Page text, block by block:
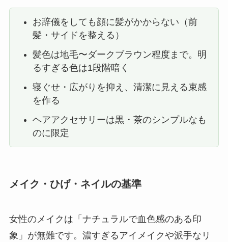
お辞儀をしても顔に髪がかからない（前
髪・サイドを整える）
髪色は地毛〜ダークブラウン程度まで。明
るすぎる色は1段階暗く
寝ぐせ・広がりを抑え、清潔に見える束感
を作る
ヘアアクセサリーは黒・茶のシンプルなも
のに限定
メイク・ひげ・ネイルの基準
女性のメイクは「ナチュラルで血色感のある印
象」が無難です。濃すぎるアイメイクや派手なリ